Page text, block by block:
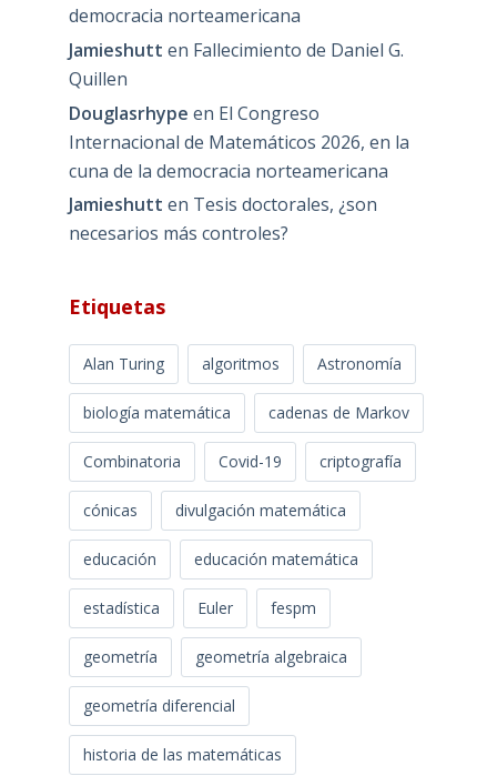
democracia norteamericana
Jamieshutt en Fallecimiento de Daniel G.
Quillen
Douglasrhype en El Congreso
Internacional de Matemáticos 2026, en la
cuna de la democracia norteamericana
Jamieshutt en Tesis doctorales, ¿son
necesarios más controles?
Etiquetas
Alan Turing algoritmos Astronomía
biología matemática cadenas de Markov
Combinatoria Covid-19 criptografía
cónicas divulgación matemática
educación educación matemática
estadística Euler fespm
geometría geometría algebraica
geometría diferencial
historia de las matemáticas